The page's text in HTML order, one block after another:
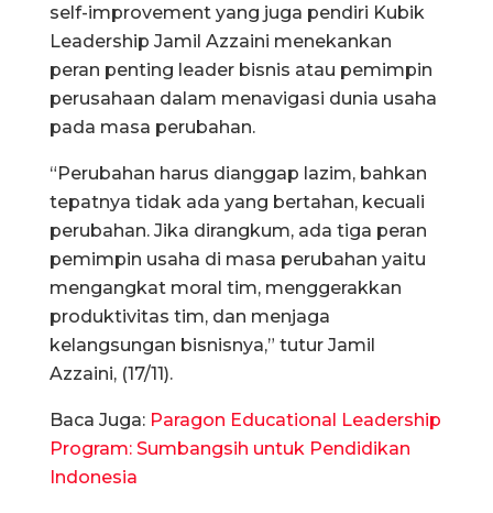
self-improvement yang juga pendiri Kubik
Leadership Jamil Azzaini menekankan
peran penting leader bisnis atau pemimpin
perusahaan dalam menavigasi dunia usaha
pada masa perubahan.
“Perubahan harus dianggap lazim, bahkan
tepatnya tidak ada yang bertahan, kecuali
perubahan. Jika dirangkum, ada tiga peran
pemimpin usaha di masa perubahan yaitu
mengangkat moral tim, menggerakkan
produktivitas tim, dan menjaga
kelangsungan bisnisnya,” tutur Jamil
Azzaini, (17/11).
Baca Juga: Paragon Educational Leadership
Program: Sumbangsih untuk Pendidikan
Indonesia